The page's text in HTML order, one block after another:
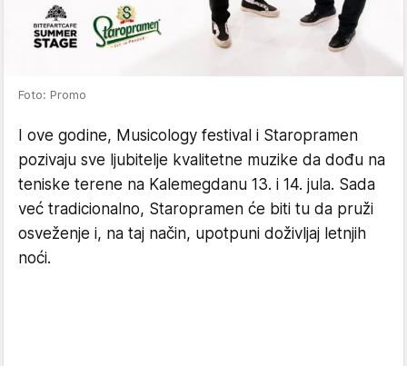
Foto: Promo
I ove godine, Musicology festival i Staropramen
pozivaju sve ljubitelje kvalitetne muzike da dođu na
teniske terene na Kalemegdanu 13. i 14. jula. Sada
već tradicionalno, Staropramen će biti tu da pruži
osveženje i, na taj način, upotpuni doživljaj letnjih
noći.